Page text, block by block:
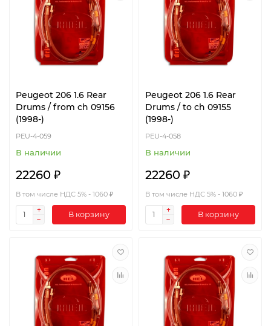
Peugeot 206 1.6 Rear
Drums / from ch 09156
(1998-)
PEU-4-059
В наличии
22260 ₽
В том числе НДС 5% - 1060 ₽
В корзину
Peugeot 206 1.6 Rear
Drums / to ch 09155
(1998-)
PEU-4-058
В наличии
22260 ₽
В том числе НДС 5% - 1060 ₽
В корзину